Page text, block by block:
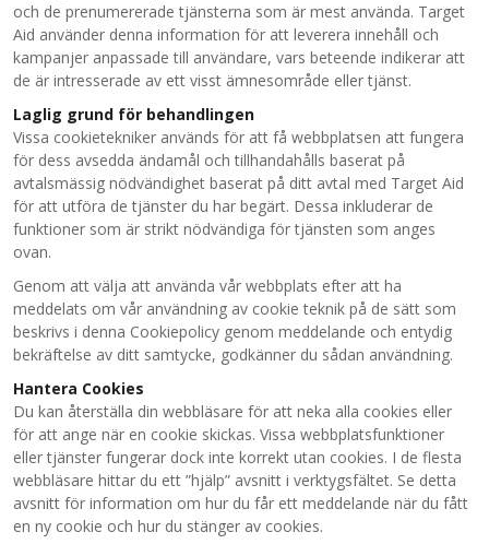
och de prenumererade tjänsterna som är mest använda. Target
Aid använder denna information för att leverera innehåll och
kampanjer anpassade till användare, vars beteende indikerar att
de är intresserade av ett visst ämnesområde eller tjänst.
Laglig grund för behandlingen
Vissa cookietekniker används för att få webbplatsen att fungera
för dess avsedda ändamål och tillhandahålls baserat på
avtalsmässig nödvändighet baserat på ditt avtal med Target Aid
för att utföra de tjänster du har begärt. Dessa inkluderar de
funktioner som är strikt nödvändiga för tjänsten som anges
ovan.
Genom att välja att använda vår webbplats efter att ha
meddelats om vår användning av cookie teknik på de sätt som
beskrivs i denna Cookiepolicy genom meddelande och entydig
bekräftelse av ditt samtycke, godkänner du sådan användning.
Hantera Cookies
Du kan återställa din webbläsare för att neka alla cookies eller
för att ange när en cookie skickas. Vissa webbplatsfunktioner
eller tjänster fungerar dock inte korrekt utan cookies. I de flesta
webbläsare hittar du ett ”hjälp” avsnitt i verktygsfältet. Se detta
avsnitt för information om hur du får ett meddelande när du fått
en ny cookie och hur du stänger av cookies.